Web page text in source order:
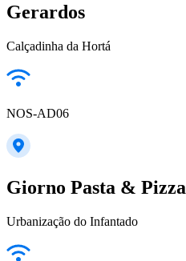
Gerardos
Calçadinha da Hortá
NOS-AD06
Giorno Pasta & Pizza
Urbanização do Infantado